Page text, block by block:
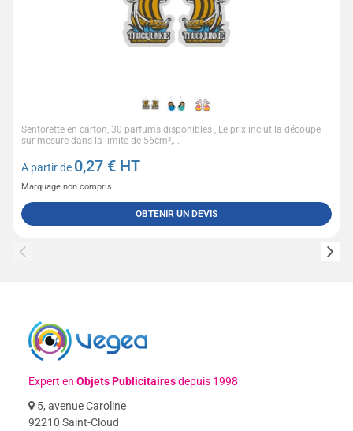
Sentorette en carton, 30 parfums disponibles , Le prix inclut la découpe
sur mesure dans la limite de 56cm²,...
A partir de 0,27 € HT
Marquage non compris
OBTENIR UN DEVIS
Expert enObjets Publicitairesdepuis 1998
5, avenue Caroline
92210 Saint-Cloud